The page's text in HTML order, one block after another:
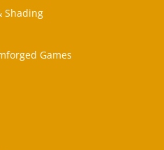
Shading
Games